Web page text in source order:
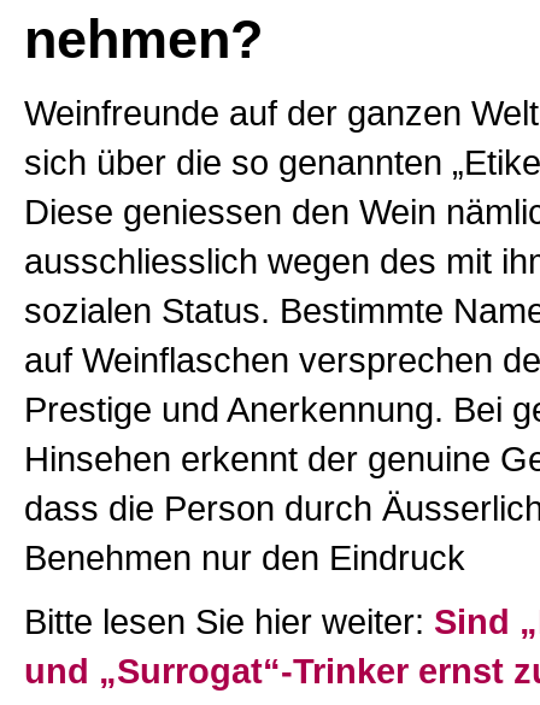
nehmen?
Weinfreunde auf der ganzen
sich über die so genannten
Diese geniessen den Wein
ausschliesslich wegen des mit
sozialen Status. Bestimmte
auf Weinflaschen versprechen
Prestige und Anerkennung. Bei
Hinsehen erkennt der genuine
dass die Person durch
Benehmen nur den Eindruck
Bitte lesen Sie hier weiter: Sind
und „Surrogat“-Trinker ernst